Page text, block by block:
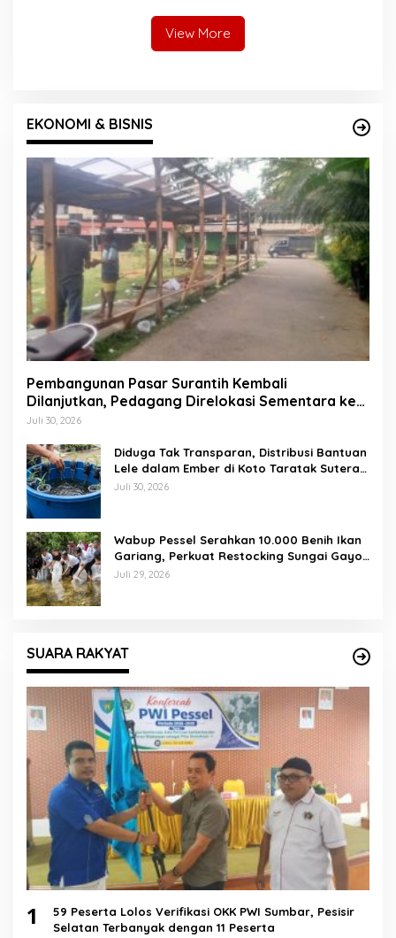
View More
EKONOMI & BISNIS
Pembangunan Pasar Surantih Kembali
Dilanjutkan, Pedagang Direlokasi Sementara ke
Lapangan Gadih Basanai
Juli 30, 2026
Diduga Tak Transparan, Distribusi Bantuan
Lele dalam Ember di Koto Taratak Sutera
Tuai Sorotan Warga
Juli 30, 2026
Wabup Pessel Serahkan 10.000 Benih Ikan
Gariang, Perkuat Restocking Sungai Gayo
demi Kelestarian Perairan
Juli 29, 2026
SUARA RAKYAT
1
59 Peserta Lolos Verifikasi OKK PWI Sumbar, Pesisir
Selatan Terbanyak dengan 11 Peserta